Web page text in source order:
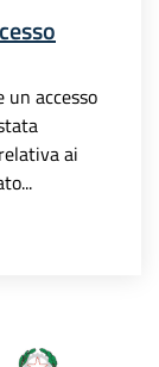
un accesso
ai